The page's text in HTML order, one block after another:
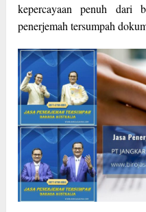
kepercayaan penuh dari
penerjemah tersumpah